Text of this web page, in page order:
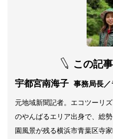
この記
宇都宮南海子 事務局長／
元地域新聞記者。エコツーリ
のやんばるエリア出身で、総
園風景が残る横浜市青葉区寺